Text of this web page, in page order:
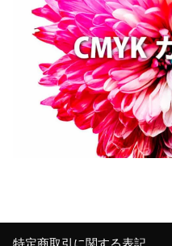
特定商取引に関する表記